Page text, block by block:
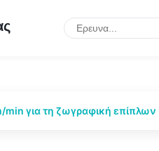
min για τη ζωγραφική επίπλων